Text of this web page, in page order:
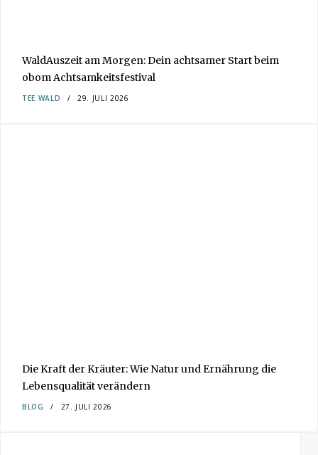
WaldAuszeit am Morgen: Dein achtsamer Start beim
obom Achtsamkeitsfestival
TEE WALD 29. JULI 2026
Die Kraft der Kräuter: Wie Natur und Ernährung die
Lebensqualität verändern
BLOG 27. JULI 2026